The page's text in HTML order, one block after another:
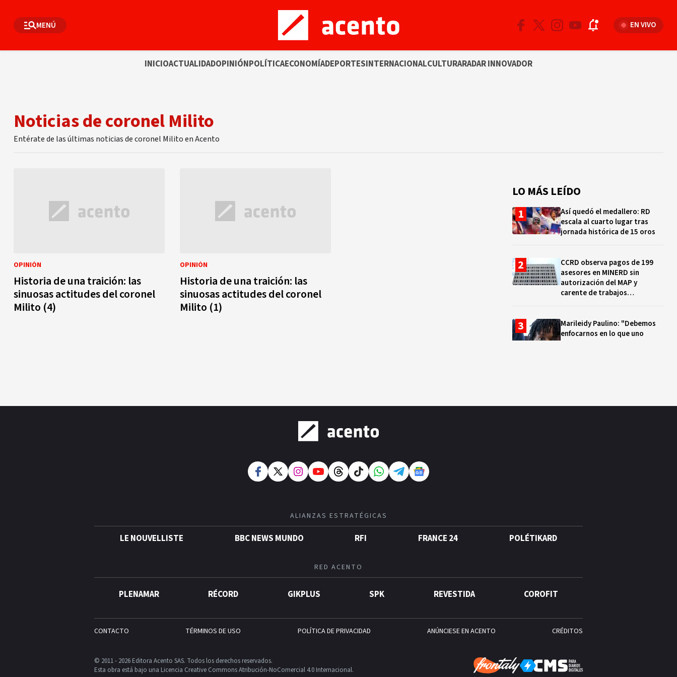
MENÚ EN VIVO
INICIOACTUALIDADOPINIÓNPOLÍTICAECONOMÍADEPORTESINTERNACIONALCULTURARADAR INNOVADOR
Noticias de coronel Milito
Entérate de las últimas noticias de coronel Milito en Acento
OPINIÓN
Historia de una traición: las
sinuosas actitudes del coronel
Milito (4)
OPINIÓN
Historia de una traición: las
sinuosas actitudes del coronel
Milito (1)
LO MÁS LEÍDO
Así quedó el medallero: RD
escala al cuarto lugar tras
jornada histórica de 15 oros
CCRD observa pagos de 199
asesores en MINERD sin
autorización del MAP y
carente de trabajos
Marileidy Paulino: "Debemos
enfocarnos en lo que uno
Santo Domingo 2026? Hora,
2019 y 2020
ALIANZAS ESTRATÉGICAS
LE NOUVELLISTE BBC NEWS MUNDO RFI FRANCE 24 POLÉTIKARD
RED ACENTO
PLENAMAR RÉCORD GIKPLUS SPK REVESTIDA COROFIT
CONTACTO TÉRMINOS DE USO POLÍTICA DE PRIVACIDAD ANÚNCIESE EN ACENTO CRÉDITOS
© 2011 - 2026 Editora Acento SAS. Todos los derechos reservados.
Esta obra está bajo una Licencia Creative Commons Atribución-NoComercial 4.0 Internacional.